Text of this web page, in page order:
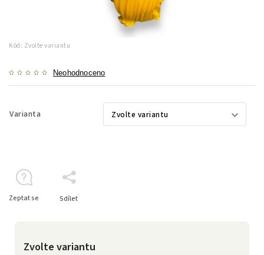
Kód: Zvolte variantu
Neohodnoceno
Varianta
Zvolte variantu
Zeptat se Sdílet